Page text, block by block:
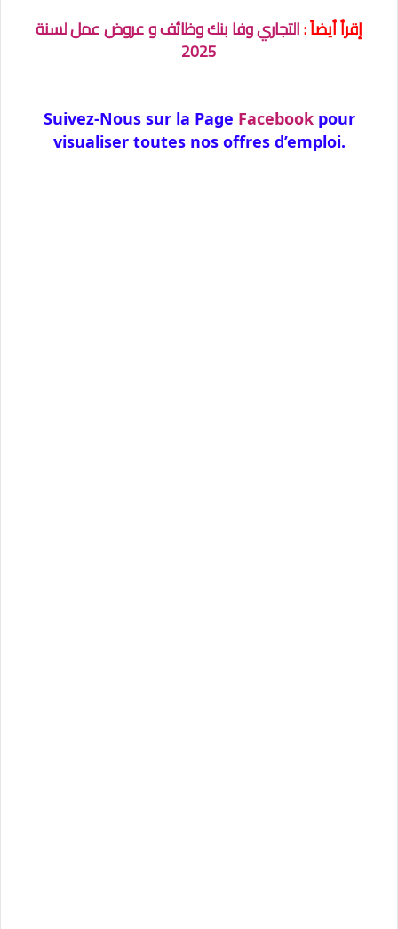
إقرأ أيضاً :التجاري وفا بنك وظائف و عروض عمل لسنة
2025
Suivez-Nous sur la Page Facebookpour
visualiser toutes nos offres d’emploi.